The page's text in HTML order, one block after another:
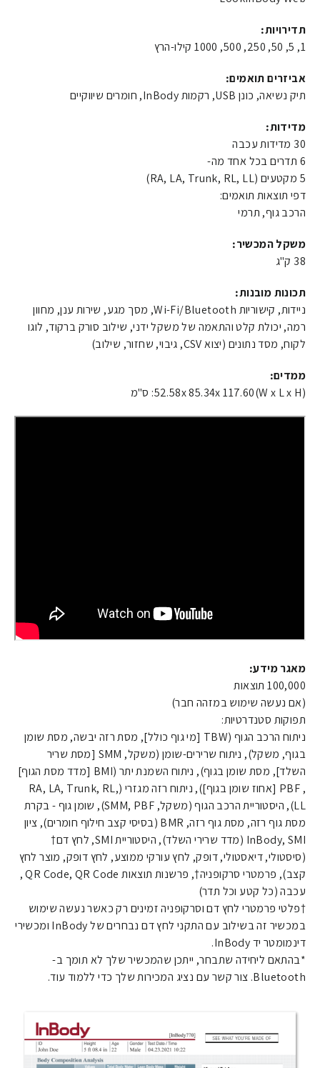
תדירויות:
1, 5, 50, 250, 500, 1000 קילו-הרץ
אביזרים תואמים:
תיק נשיאה, כונן USB, רקמות InBody, חומרים שיווקיים
מדידות:
30 מדידות עכבה
6 תדרים בכל אחד מה-
5 מקטעים (RA, LA, Trunk, RL, LL)
דפי תוצאות תואמים:
הרכב גוף, תרמי
משקל המכשיר:
38 ק"ג
תכונות מובנות:
ניידות, קישוריות Wi-Fi/Bluetooth, מסך מגע, שירות ענן, מחוון
רמה, יכולת קלט והתאמה של משקל ידני, שילוב סורק ברקוד, לוגו
לקוח, מסד נתונים (יצוא CSV, גיבוי, שחזור, שילוב)
ממדים:
52.58x 85.34x 117.60(W x L x H): ס"מ
מאגר מידע:
100,000 תוצאות
(אם נעשה שימוש במזהה חבר)
תפוקות סטנדרטיות:
ניתוח הרכב הגוף (TBW [מי גוף כולל], מסת רזה יבשה, מסת שומן
בגוף, משקל), ניתוח שרירים-שומן (משקל, SMM [מסת שריר
השלד], מסת שומן בגוף), ניתוח השמנת יתר (BMI [מדד מסת הגוף]
, PBF [אחוז שומן בגוף]), ניתוח רזה מגזרי (RA, LA, Trunk, RL,
LL), היסטוריית הרכב הגוף (משקל, SMM, PBF), שומן גוף - בקרת
מסת גוף רזה, מסת גוף רזה, BMR (בסיסי קצב חילוף חומרים), ציון
InBody, SMI (מדד שרירי השלד), היסטוריית SMI, לחץ דם†
(סיסטולי, דיאסטולי, דופק, לחץ עורקי ממוצע, לחץ דופק, מוצר לחץ
קצב), פרמטרי סרקופניה†, פרשנות תוצאות QR Code, QR Code ,
עכבה (כל קטע וכל תדר)
†פלטי פרמטרי לחץ דם וסרקופניה זמינים רק כאשר נעשה שימוש
במכשיר זה בשילוב עם התקני לחץ דם נבחרים של InBody ומכשירי
דינמומטר יד InBody.
*בהתאם ליחידה שתבחר, ייתכן שהמכשיר שלך לא תומך ב-
Bluetooth. צור קשר עם נציג המכירות שלך כדי ללמוד עוד.